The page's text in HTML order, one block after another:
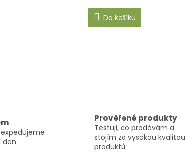
Do košíku
den
Prověřené produkty
Testuji, co prodávám a
stojím za vysokou kvalitou
produktů